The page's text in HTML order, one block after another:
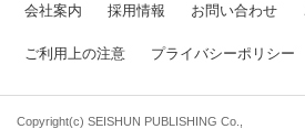
会社案内 採用情報 お問い合わせ
ご利用上の注意 プライバシーポリシー
Copyright(c) SEISHUN PUBLISHING Co.,